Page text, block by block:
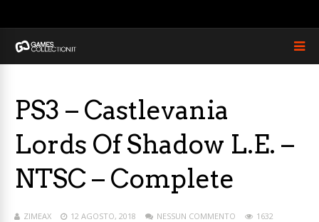
PS3 – Castlevania
Lords Of Shadow L.E. –
NTSC – Complete
ZIMEAX 12 AGOSTO, 2018 NESSUN COMMENTO
1632